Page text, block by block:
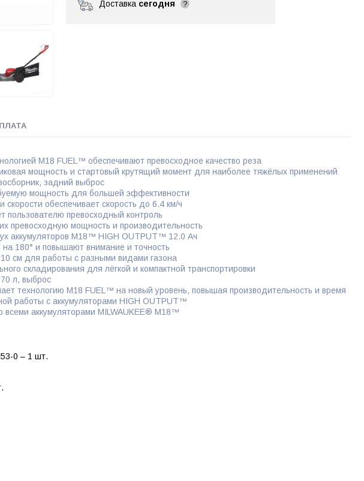
Доставка сегодня ?
M18 FUEL™ обеспечивают превосходное качество реза
мощность и стартовый крутящий момент для наиболее тяжёлых применений
задний выброс
мощность для большей эффективности
обеспечивает скорость до 6.4 км/ч
пользователю превосходный контроль
превосходную мощность и производительность
аккумуляторов M18™ HIGH OUTPUT™ 12.0 Ач
180° и повышают внимание и точность
см для работы с разными видами газона
складирования для лёгкой и компактной транспортировки
л, выброс
технологию M18 FUEL™ на новый уровень, повышая производительность и время
работы с аккумуляторами HIGH OUTPUT™
всеми аккумуляторами MILWAUKEE® M18™
0 – 1 шт.